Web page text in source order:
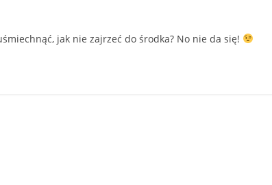
jak nie zajrzeć do środka? No nie da się!